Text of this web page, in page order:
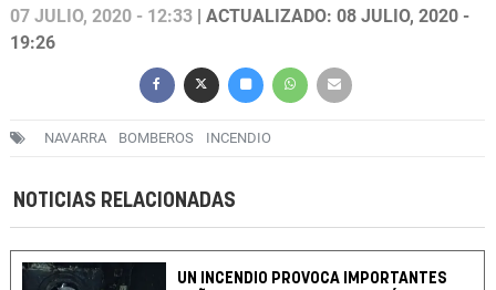
07 JULIO, 2020 - 12:33 | ACTUALIZADO: 08 JULIO, 2020 -
19:26
NAVARRA BOMBEROS INCENDIO
NOTICIAS RELACIONADAS
UN INCENDIO PROVOCA IMPORTANTES